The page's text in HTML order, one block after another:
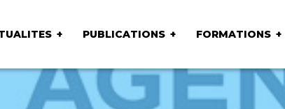
PUBLICATIONS FORMATIONS